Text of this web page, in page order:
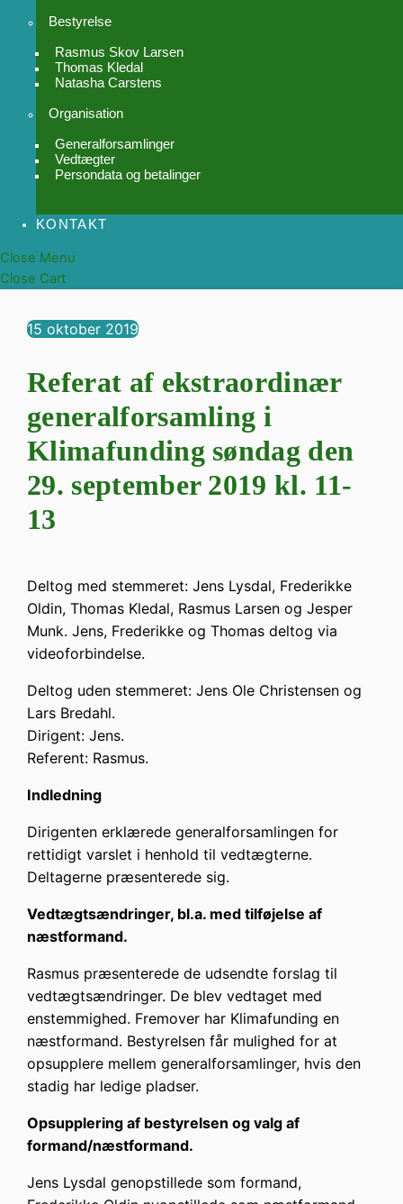
Bestyrelse
Rasmus Skov Larsen
Thomas Kledal
Natasha Carstens
Organisation
Generalforsamlinger
Vedtægter
Persondata og betalinger
KONTAKT
Close Menu
Close Cart
15 oktober 2019
Referat af ekstraordinær
generalforsamling i
Klimafunding søndag den
29. september 2019 kl. 11-
13
Deltog med stemmeret: Jens Lysdal, Frederikke
Oldin, Thomas Kledal, Rasmus Larsen og Jesper
Munk. Jens, Frederikke og Thomas deltog via
videoforbindelse.
Deltog uden stemmeret: Jens Ole Christensen og
Lars Bredahl.
Dirigent: Jens.
Referent: Rasmus.
Indledning
Dirigenten erklærede generalforsamlingen for
rettidigt varslet i henhold til vedtægterne.
Deltagerne præsenterede sig.
Vedtægtsændringer, bl.a. med tilføjelse af
næstformand.
Rasmus præsenterede de udsendte forslag til
vedtægtsændringer. De blev vedtaget med
enstemmighed. Fremover har Klimafunding en
næstformand. Bestyrelsen får mulighed for at
opsupplere mellem generalforsamlinger, hvis den
stadig har ledige pladser.
Opsupplering af bestyrelsen og valg af
formand/næstformand.
Jens Lysdal genopstillede som formand,